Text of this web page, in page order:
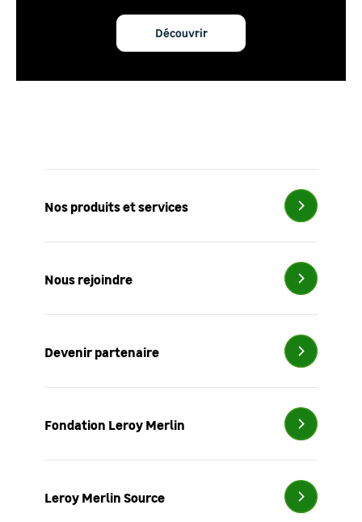
Découvrir
Nos produits et services
Nous rejoindre
Devenir partenaire
Fondation Leroy Merlin
Leroy Merlin Source